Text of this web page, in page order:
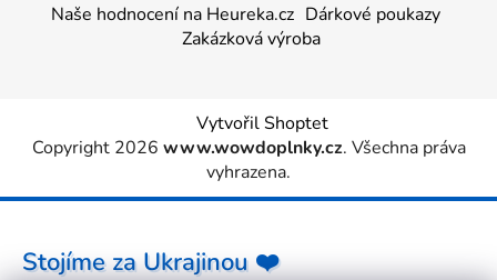
Naše hodnocení na Heureka.cz Dárkové poukazy
Zakázková výroba
Vytvořil Shoptet
Copyright 2026 www.wowdoplnky.cz. Všechna práva
vyhrazena.
Stojíme za Ukrajinou ❤️